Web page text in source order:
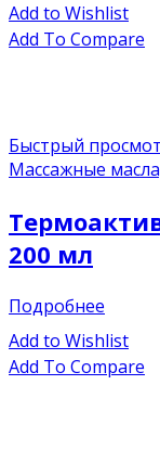
Add to Wishlist
Add To Compare
Быстрый
Массажные
200 мл
Подробнее
Add to Wishlist
Add To Compare